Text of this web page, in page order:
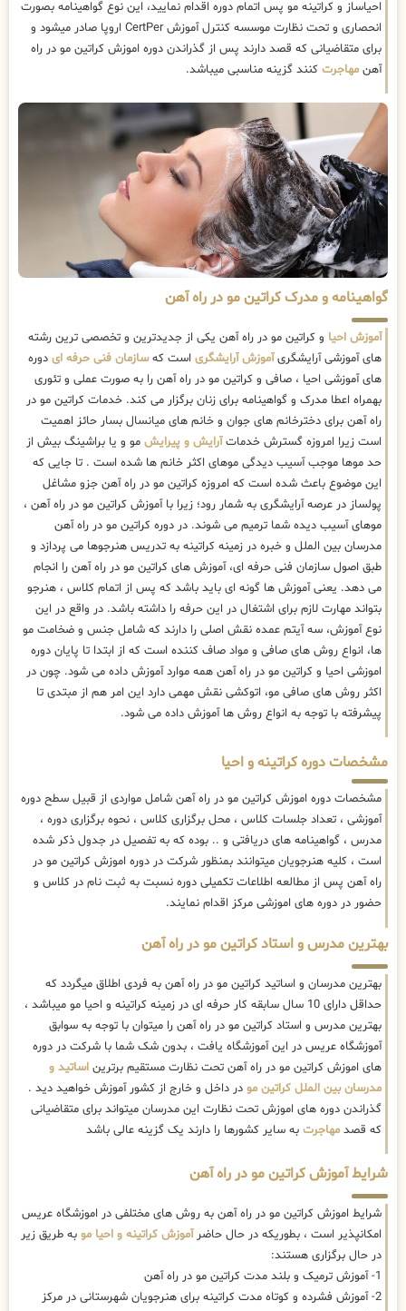
احیاساز و کراتینه مو پس اتمام دوره اقدام نمایید، این نوع گواهینامه بصورت
انحصاری و تحت نظارت موسسه کنترل آموزش CertPer اروپا صادر میشود و
برای متقاضیانی که قصد دارند پس از گذراندن دوره اموزش کراتین مو در راه
آهن مهاجرت کنند گزینه مناسبی میباشد.
گواهینامه و مدرک کراتین مو در راه آهن
آموزش احیا و کراتین مو در راه آهن یکی از جدیدترین و تخصصی ترین رشته
های آموزشی آرایشگریآموزش آرایشگری است کهسازمان فنی حرفه ای دوره
های آموزشی احیا ، صافی و کراتین مو در راه آهن را به صورت عملی و تئوری
بهمراه اعطا مدرک و گواهینامه برای زنان برگزار می کند. خدمات کراتین مو در
راه آهن برای دخترخانم های جوان و خانم های میانسال بسار حائز اهمیت
است زیرا امروزه گسترش خدماتآرایش و پیرایش مو و یا براشینگ بیش از
حد موها موجب آسیب دیدگی موهای اکثر خانم ها شده است . تا جایی که
این موضوع باعث شده است که امروزه کراتین مو در راه آهن جزو مشاغل
پولساز در عرصه آرایشگری به شمار رود؛ زیرا با آموزش کراتین مو در راه آهن ،
موهای آسیب دیده شما ترمیم می شوند. در دوره کراتین مو در راه آهن
مدرسان بین الملل و خبره در زمینه کراتینه به تدریس هنرجوها می پردازد و
طبق اصول سازمان فنی حرفه ای، آموزش های کراتین مو در راه آهن را انجام
می دهد. یعنی آموزش ها گونه ای باید باشد که پس از اتمام کلاس ، هنرجو
بتواند مهارت لازم برای اشتغال در این حرفه را داشته باشد. در واقع در این
نوع آموزش، سه آیتم عمده نقش اصلی را دارند که شامل جنس و ضخامت مو
ها، انواع روش های صافی و مواد صاف کننده است که از ابتدا تا پایان دوره
اموزشی احیا و کراتین مو در راه آهن همه موارد آموزش داده می شود. چون در
اکثر روش های صافی مو، اتوکشی نقش مهمی دارد این امر هم از مبتدی تا
پیشرفته با توجه به انواع روش ها آموزش داده می شود.
مشخصات دوره کراتینه و احیا
مشخصات دوره اموزش کراتین مو در راه آهن شامل مواردی از قبیل سطح دوره
آموزشی ، تعداد جلسات کلاس ، محل برگزاری کلاس ، نحوه برگزاری دوره ،
مدرس ، گواهینامه های دریافتی و .. بوده که به تفصیل در جدول ذکر شده
است ، کلیه هنرجویان میتوانند بمنظور شرکت در دوره اموزش کراتین مو در
راه آهن پس از مطالعه اطلاعات تکمیلی دوره نسبت به ثبت نام در کلاس و
حضور در دوره های اموزشی مرکز اقدام نمایند.
بهترین مدرس و استاد کراتین مو در راه آهن
بهترین مدرسان و اساتید کراتین مو در راه آهن به فردی اطلاق میگردد که
حداقل دارای 10 سال سابقه کار حرفه ای در زمینه کراتینه و احیا مو میباشد ،
بهترین مدرس و استاد کراتین مو در راه آهن را میتوان با توجه به سوابق
آموزشگاه عریس در این آموزشگاه یافت ، بدون شک شما با شرکت در دوره
های اموزش کراتین مو در راه آهن تحت نظارت مستقیم برترین اساتید و
مدرسان بین الملل کراتین مو در داخل و خارج از کشور آموزش خواهید دید .
گذراندن دوره های اموزش تحت نظارت این مدرسان میتواند برای متقاضیانی
که قصد مهاجرت به سایر کشورها را دارند یک گزینه عالی باشد
شرایط آموزش کراتین مو در راه آهن
شرایط اموزش کراتین مو در راه آهن به روش های مختلفی در اموزشگاه عریس
امکانپذیر است ، بطوریکه در حال حاضرآموزش کراتینه و احیا مو به طریق زیر
در حال برگزاری هستند:
1- آموزش ترمیک و بلند مدت کراتین مو در راه آهن
2- آموزش فشرده و کوتاه مدت کراتینه برای هنرجویان شهرستانی در مرکز